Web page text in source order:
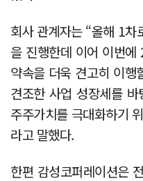
회사 관계자는 “올해 1
을 진행한데 이어 이번
약속을 더욱 견고히 이행
견조한 사업 성장세를
주주가치를 극대화하기
라고 말했다.
한편 감성코퍼레이션은